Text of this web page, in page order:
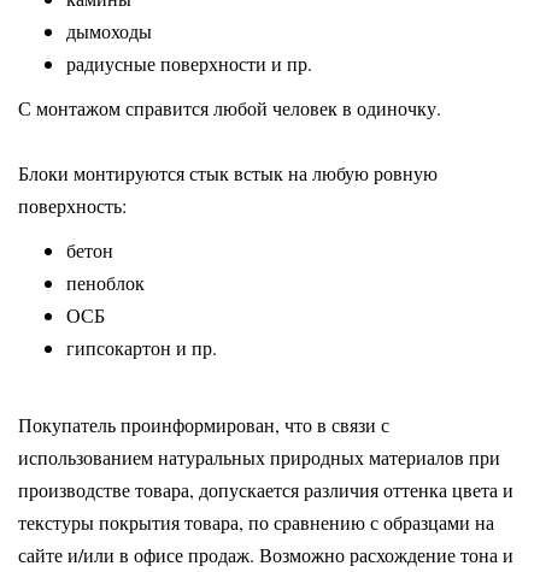
дымоходы
радиусные поверхности и пр.
С монтажом справится любой человек в одиночку.
Блоки монтируются стык встык на любую ровную
поверхность:
бетон
пеноблок
ОСБ
гипсокартон и пр.
Покупатель проинформирован, что в связи с
использованием натуральных природных материалов при
производстве товара, допускается различия оттенка цвета и
текстуры покрытия товара, по сравнению с образцами на
сайте и/или в офисе продаж. Возможно расхождение тона и